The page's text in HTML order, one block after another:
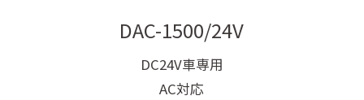
DAC-1500/24V
DC24V車専用
AC対応